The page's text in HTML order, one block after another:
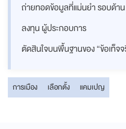
ถ่ายทอดข้อมูลที่แม่นยำ รอบด้า
ลงทุน ผู้ประกอบการ
ตัดสินใจบนพื้นฐานของ “ข้อเท็จจ
การเมือง เลือกตั้ง แคมเปญ